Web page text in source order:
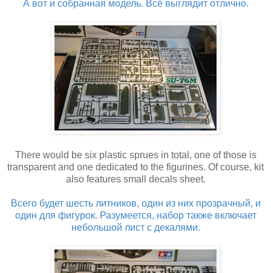
А вот и собранная модель. Всё выглядит отлично.
There would be six plastic sprues in total, one of those is
transparent and one dedicated to the figurines. Of course, kit
also features small decals sheet.
Всего будет шесть литников, один из них прозрачный, и
один для фигурок. Разумеется, набор также включает
небольшой лист с декалями.